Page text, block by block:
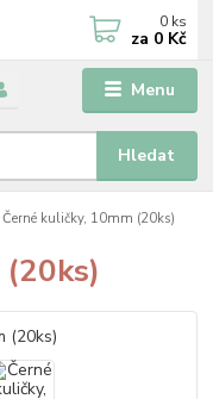
Menu
Hledat
0 ks
za 0 Kč
Černé kuličky, 10mm (20ks)